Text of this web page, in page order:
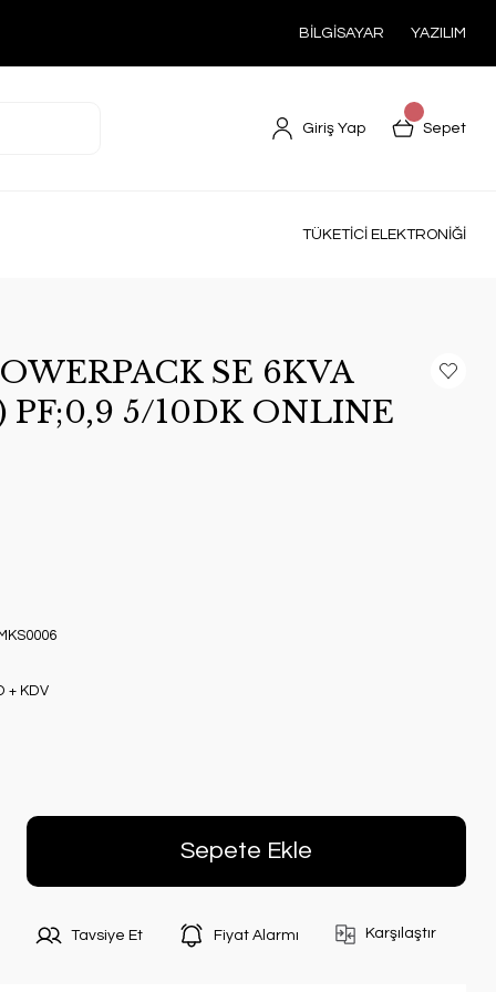
BİLGİSAYAR YAZILIM
Giriş Yap Sepet
TÜKETİCİ ELEKTRONİĞİ
SE 6KVA
PF;0,9 5/10DK ONLINE
+ KDV
Sepete Ekle
Tavsiye Et Fiyat Alarmı Karşılaştır